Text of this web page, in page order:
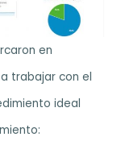
en
trabajar con el
ideal